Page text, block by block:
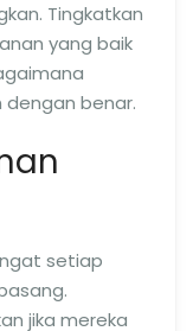
Tingkatkan
yang baik
benar.
setiap
jika mereka